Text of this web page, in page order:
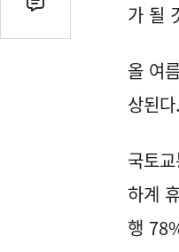
댓
글
가 될
올 여
상된다.
국토
하계
행